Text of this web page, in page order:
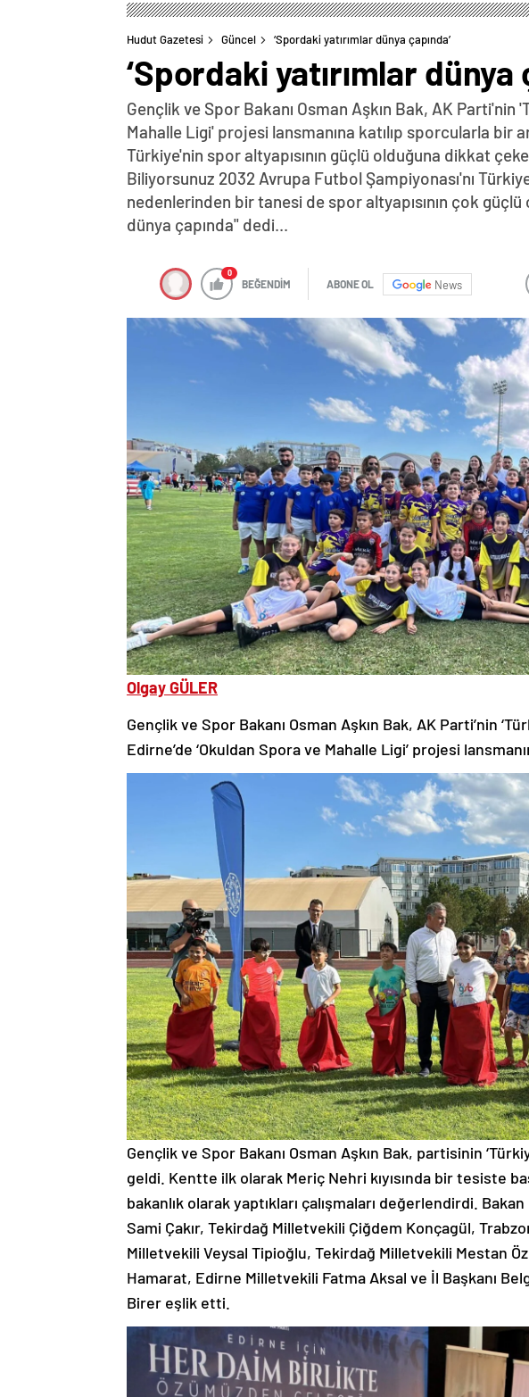
Hudut Gazetesi Güncel ‘Spordaki yatırımlar dünya çapında’
‘Spordaki yatırımlar dünya
Gençlik ve Spor Bakanı Osman Aşkın Bak, AK
Mahalle Ligi' projesi lansmanına katılıp sporcularla
Türkiye'nin spor altyapısının güçlü olduğuna dikkat
Biliyorsunuz 2032 Avrupa Futbol Şampiyonası'nı
nedenlerinden bir tanesi de spor altyapısının çok güçlü
dünya çapında" dedi...
0
BEĞENDİM ABONE OL News
Olgay GÜLER
Gençlik ve Spor Bakanı Osman Aşkın Bak, AK Parti’nin
Edirne’de ‘Okuldan Spora ve Mahalle Ligi’ projesi
Gençlik ve Spor Bakanı Osman Aşkın Bak, partisinin
geldi. Kentte ilk olarak Meriç Nehri kıyısında bir tesiste
bakanlık olarak yaptıkları çalışmaları değerlendirdi.
Sami Çakır, Tekirdağ Milletvekili Çiğdem Konçagül,
Milletvekili Veysal Tipioğlu, Tekirdağ Milletvekili Mestan
Hamarat, Edirne Milletvekili Fatma Aksal ve İl Başkanı
Birer eşlik etti.